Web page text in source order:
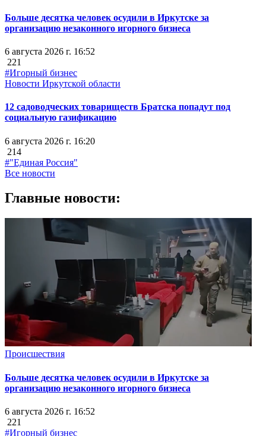
Больше десятка человек осудили в Иркутске за
организацию незаконного игорного бизнеса
6 августа 2026 г. 16:52
221
#Игорный бизнес
Новости Иркутской области
12 садоводческих товариществ Братска попадут под
социальную газификацию
6 августа 2026 г. 16:20
214
#"Единая Россия"
Все новости
Главные новости:
Происшествия
Больше десятка человек осудили в Иркутске за
организацию незаконного игорного бизнеса
6 августа 2026 г. 16:52
221
#Игорный бизнес